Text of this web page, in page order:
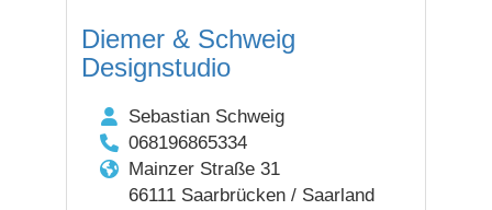
Diemer & Schweig
Designstudio
Sebastian Schweig
068196865334
Mainzer Straße 31
66111 Saarbrücken / Saarland